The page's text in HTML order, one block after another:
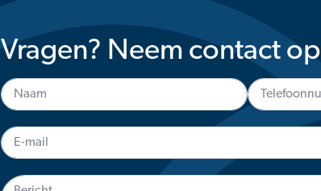
Vragen? Neem contact op